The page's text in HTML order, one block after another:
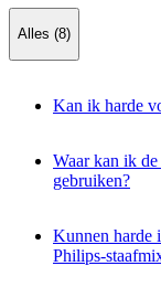
Alles (8)
Kan ik harde
Waar kan ik
gebruiken?
Kunnen harde
Philips-